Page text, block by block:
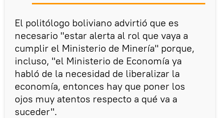
El politólogo boliviano advirtió que es
necesario "estar alerta al rol que vaya a
cumplir el Ministerio de Minería" porque,
incluso, "el Ministerio de Economía ya
habló de la necesidad de liberalizar la
economía, entonces hay que poner los
ojos muy atentos respecto a qué va a
suceder".